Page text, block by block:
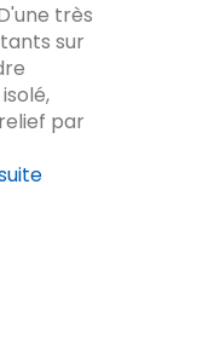
très
sur
par